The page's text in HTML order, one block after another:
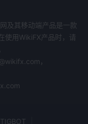
纪商允许其客户通过
mastercard、sofort、
银行转账和
以下方法对他们的账户
及其移动端产品是一款
使用WikiFX产品时，请
，